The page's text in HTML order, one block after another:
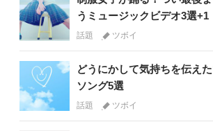
うミュージックビデオ3選+1
話題 ツボイ
どうにかして気持ちを伝え
ソング5選
話題 ツボイ